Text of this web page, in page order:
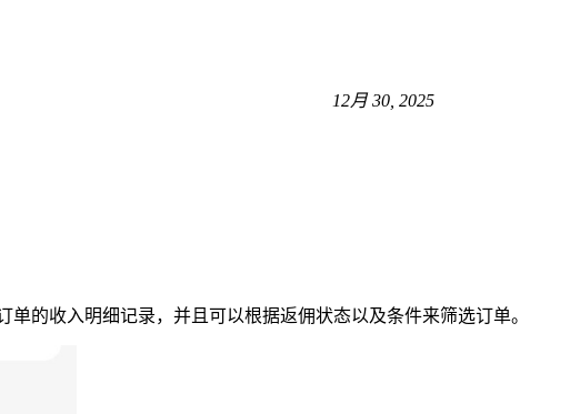
12月 30, 2025
的收入明细记录，并且可以根据返佣状态以及条件来筛选订单。